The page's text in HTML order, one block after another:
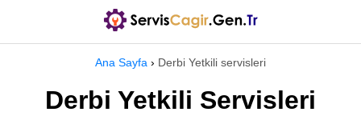
Ana Sayfa › Derbi Yetkili servisleri
Derbi Yetkili Servisleri